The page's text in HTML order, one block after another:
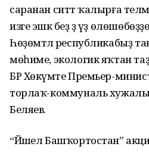
саранан ситтә ҡалырға
изге эшкә беҙ ҙә үҙ
Һөҙөмтәлә республикабыҙ
мөһиме, экологик яҡтан
БР Хөкүмәте Премьер-
торлаҡ-коммуналь
Беляев.
“Йәшел Башҡортостан”